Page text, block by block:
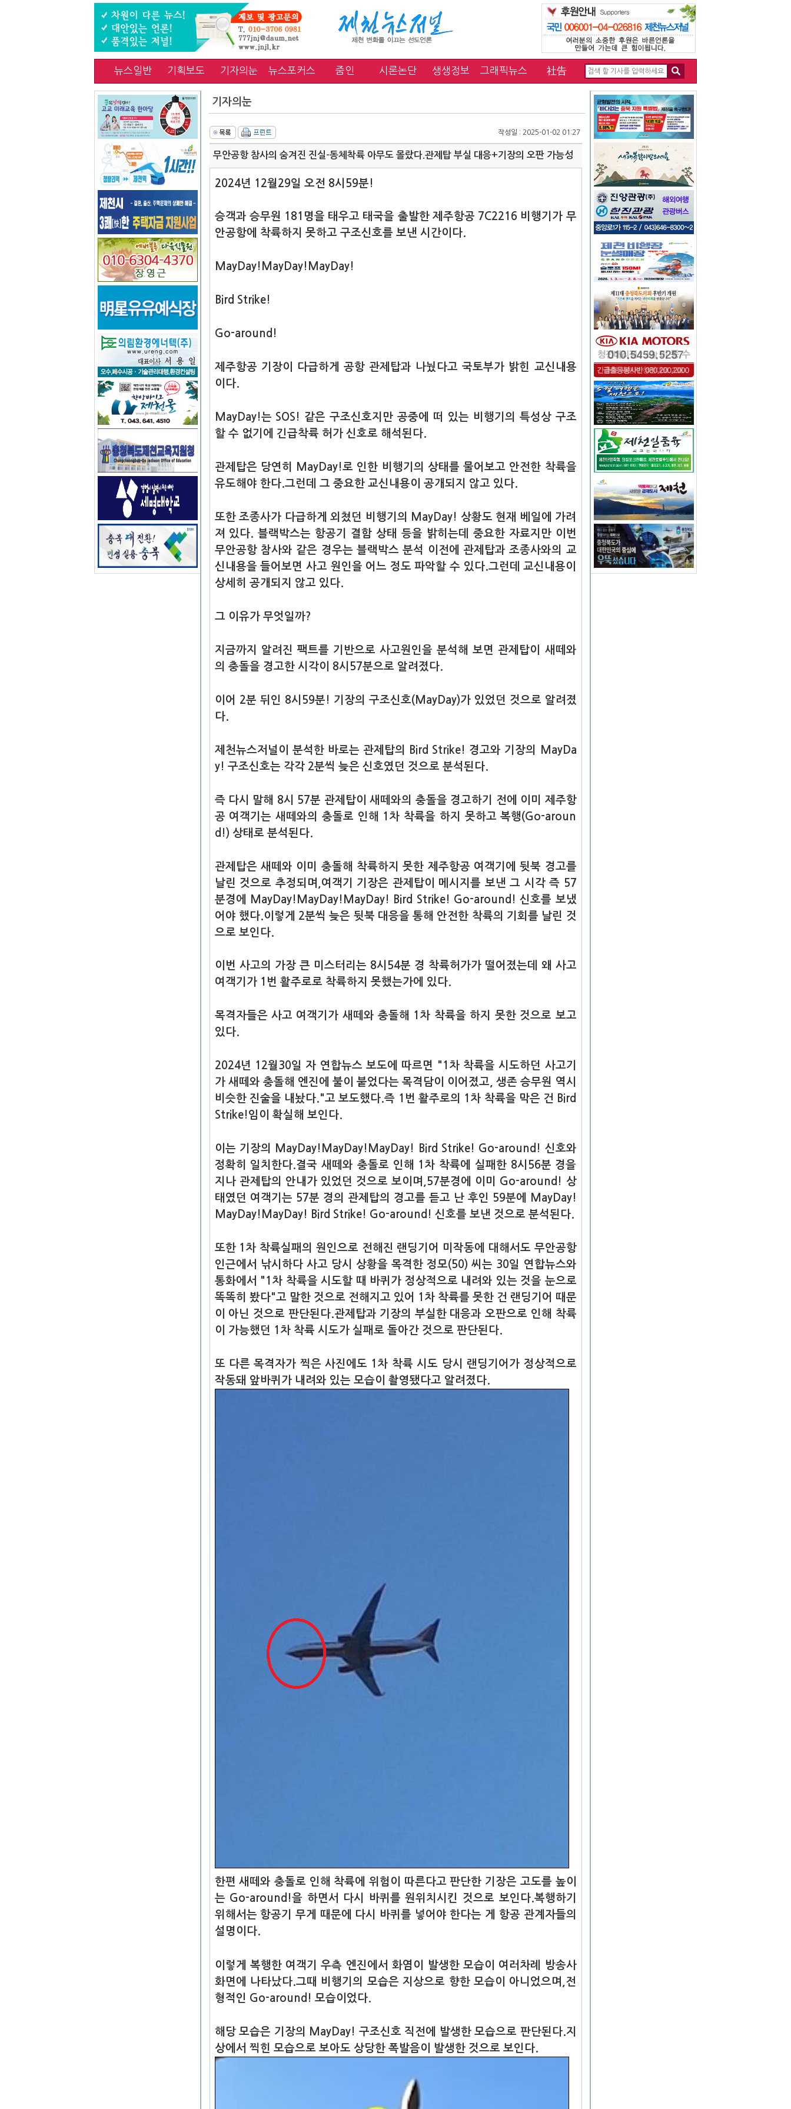
뉴스일반 기획보도 기자의눈 뉴스포커스 줌인 시론논단 생생정보 그래픽뉴스 社告
기자의눈
작성일 : 2025-01-02 01:27
무안공항 참사의 숨겨진 진실-동체착륙 아무도 몰랐다.관제탑 부실 대응+기장의 오판 가능성
2024년 12월29일 오전 8시59분!
승객과 승무원 181명을 태우고 태국을 출발한 제주항공 7C2216 비행기가 무
안공항에 착륙하지 못하고 구조신호를 보낸 시간이다.
MayDay!MayDay!MayDay!
Bird Strike!
Go-around!
제주항공 기장이 다급하게 공항 관제탑과 나눴다고 국토부가 밝힌 교신내용
이다.
MayDay!는 SOS! 같은 구조신호지만 공중에 떠 있는 비행기의 특성상 구조
할 수 없기에 긴급착륙 허가 신호로 해석된다.
관제탑은 당연히 MayDay!로 인한 비행기의 상태를 물어보고 안전한 착륙을
유도해야 한다.그런데 그 중요한 교신내용이 공개되지 않고 있다.
또한 조종사가 다급하게 외쳤던 비행기의 MayDay! 상황도 현재 베일에 가려
져 있다. 블랙박스는 항공기 결함 상태 등을 밝히는데 중요한 자료지만 이번
무안공항 참사와 같은 경우는 블랙박스 분석 이전에 관제탑과 조종사와의 교
신내용을 들어보면 사고 원인을 어느 정도 파악할 수 있다.그런데 교신내용이
상세히 공개되지 않고 있다.
그 이유가 무엇일까?
지금까지 알려진 팩트를 기반으로 사고원인을 분석해 보면 관제탑이 새떼와
의 충돌을 경고한 시각이 8시57분으로 알려졌다.
이어 2분 뒤인 8시59분! 기장의 구조신호(MayDay)가 있었던 것으로 알려졌
다.
제천뉴스저널이 분석한 바로는 관제탑의 Bird Strike! 경고와 기장의 MayDa
y! 구조신호는 각각 2분씩 늦은 신호였던 것으로 분석된다.
즉 다시 말해 8시 57분 관제탑이 새떼와의 충돌을 경고하기 전에 이미 제주항
공 여객기는 새떼와의 충돌로 인해 1차 착륙을 하지 못하고 복행(Go-aroun
d!) 상태로 분석된다.
관제탑은 새떼와 이미 충돌해 착륙하지 못한 제주항공 여객기에 뒷북 경고를
날린 것으로 추정되며,여객기 기장은 관제탑이 메시지를 보낸 그 시각 즉 57
분경에 MayDay!MayDay!MayDay! Bird Strike! Go-around! 신호를 보냈
어야 했다.이렇게 2분씩 늦은 뒷북 대응을 통해 안전한 착륙의 기회를 날린 것
으로 보인다.
이번 사고의 가장 큰 미스터리는 8시54분 경 착륙허가가 떨어졌는데 왜 사고
여객기가 1번 활주로로 착륙하지 못했는가에 있다.
목격자들은 사고 여객기가 새떼와 충돌해 1차 착륙을 하지 못한 것으로 보고
있다.
2024년 12월30일 자 연합뉴스 보도에 따르면 "1차 착륙을 시도하던 사고기
가 새떼와 충돌해 엔진에 불이 붙었다는 목격담이 이어졌고, 생존 승무원 역시
비슷한 진술을 내놨다."고 보도했다.즉 1번 활주로의 1차 착륙을 막은 건 Bird
Strike!임이 확실해 보인다.
이는 기장의 MayDay!MayDay!MayDay! Bird Strike! Go-around! 신호와
정확히 일치한다.결국 새떼와 충돌로 인해 1차 착륙에 실패한 8시56분 경을
지나 관제탑의 안내가 있었던 것으로 보이며,57분경에 이미 Go-around! 상
태였던 여객기는 57분 경의 관제탑의 경고를 듣고 난 후인 59분에 MayDay!
MayDay!MayDay! Bird Strike! Go-around! 신호를 보낸 것으로 분석된다.
또한 1차 착륙실패의 원인으로 전해진 랜딩기어 미작동에 대해서도 무안공항
인근에서 낚시하다 사고 당시 상황을 목격한 정모(50) 씨는 30일 연합뉴스와
통화에서 "1차 착륙을 시도할 때 바퀴가 정상적으로 내려와 있는 것을 눈으로
똑똑히 봤다"고 말한 것으로 전해지고 있어 1차 착륙를 못한 건 랜딩기어 때문
이 아닌 것으로 판단된다.관제탑과 기장의 부실한 대응과 오판으로 인해 착륙
이 가능했던 1차 착륙 시도가 실패로 돌아간 것으로 판단된다.
또 다른 목격자가 찍은 사진에도 1차 착륙 시도 당시 랜딩기어가 정상적으로
작동돼 앞바퀴가 내려와 있는 모습이 촬영됐다고 알려졌다.
한편 새떼와 충돌로 인해 착륙에 위험이 따른다고 판단한 기장은 고도를 높이
는 Go-around!을 하면서 다시 바퀴를 원위치시킨 것으로 보인다.복행하기
위해서는 항공기 무게 때문에 다시 바퀴를 넣어야 한다는 게 항공 관계자들의
설명이다.
이렇게 복행한 여객기 우측 엔진에서 화염이 발생한 모습이 여러차례 방송사
화면에 나타났다.그때 비행기의 모습은 지상으로 향한 모습이 아니었으며,전
형적인 Go-around! 모습이었다.
해당 모습은 기장의 MayDay! 구조신호 직전에 발생한 모습으로 판단된다.지
상에서 찍힌 모습으로 보아도 상당한 폭발음이 발생한 것으로 보인다.